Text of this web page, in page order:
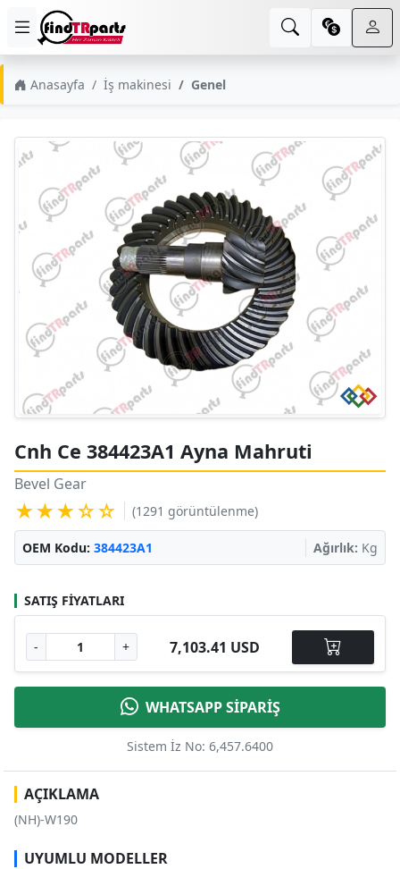
Anasayfa İş makinesi Genel
Cnh Ce 384423A1 Ayna Mahruti
Bevel Gear
★★★☆☆ (1291 görüntülenme)
OEM Kodu: 384423A1 Ağırlık: Kg
SATIŞ FIYATLARI
- + 7,103.41 USD
WHATSAPP SİPARİŞ
Sistem İz No: 6,457.6400
AÇIKLAMA
(NH)-W190
UYUMLU MODELLER